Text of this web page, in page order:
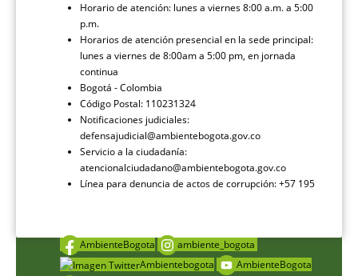
Horario de atención: lunes a viernes 8:00 a.m. a 5:00
p.m.
Horarios de atención presencial en la sede principal:
lunes a viernes de 8:00am a 5:00 pm, en jornada
continua
Bogotá - Colombia
Código Postal: 110231324
Notificaciones judiciales:
defensajudicial@ambientebogota.gov.co
Servicio a la ciudadanía:
atencionalciudadano@ambientebogota.gov.co
Línea para denuncia de actos de corrupción: +57 195
AmbienteBogota
ambiente_bogota
Ambientebogota
AmbienteBogota